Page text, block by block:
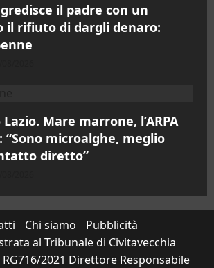
il padre con un
il rifiuto di dargli denaro:
Mare marrone, l’ARPA
“Sono microalghe, meglio
diretto”
Chi siamo
Pubblicità
al Tribunale di Civitavecchia
RG716/2021 Direttore Responsabile